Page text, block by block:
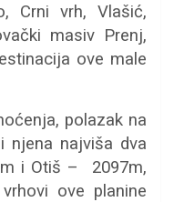
Crni vrh, Vlašić,
masiv Prenj,
ove male
polazak na
njena najviša dva
i Otiš – 2097m,
ove planine